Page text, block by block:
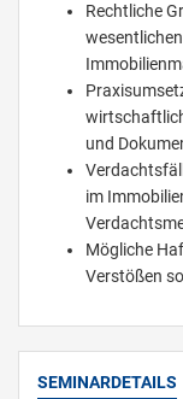
Rechtliche
und
im
Mögliche
Verstößen
SEMINARDETAILS